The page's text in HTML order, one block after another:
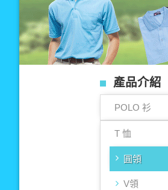
產品介紹
POLO 衫
T 恤
圓領
V領
~歡迎光臨~本公司提供各式團體服裝